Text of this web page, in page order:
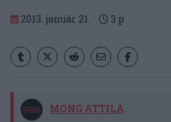
2013. január 21. 3 p
MONG ATTILA